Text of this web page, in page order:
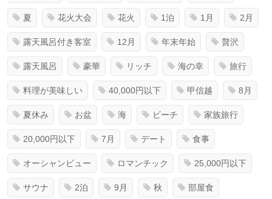
夏 花火大会 花火 1泊 1月 2月
露天風呂付き客室 12月 年末年始 贅沢
露天風呂 豪華 リッチ 海の幸 旅行
料理が美味しい 40,000円以下 甲信越 8月
夏休み お盆 海 ビーチ 家族旅行
20,000円以下 7月 デート 食事
オーシャンビュー ロマンチック 25,000円以下
サウナ 2泊 9月 秋 部屋食